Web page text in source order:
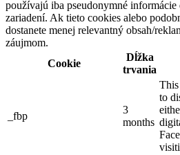
používajú iba pseudonymné informácie
zariadení. Ak tieto cookies alebo
dostanete menej relevantný obsah/
záujmom.
Cookie
Dĺžka
trvania
_fbp
3
months
to